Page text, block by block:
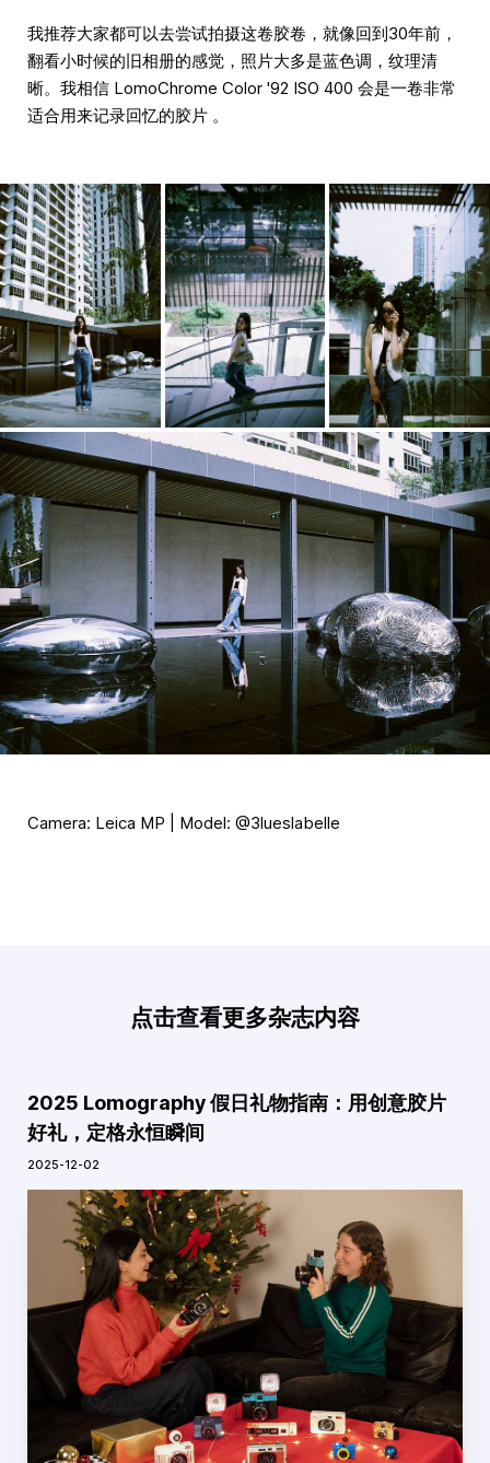
我推荐大家都可以去尝试拍摄这卷胶卷，就像回到30年前，
翻看小时候的旧相册的感觉，照片大多是蓝色调，纹理清
晰。我相信 LomoChrome Color '92 ISO 400 会是一卷非常
适合用来记录回忆的胶片 。
Camera: Leica MP | Model: @3lueslabelle
点击查看更多杂志内容
2025 Lomography 假日礼物指南：用创意胶片
好礼，定格永恒瞬间
2025-12-02